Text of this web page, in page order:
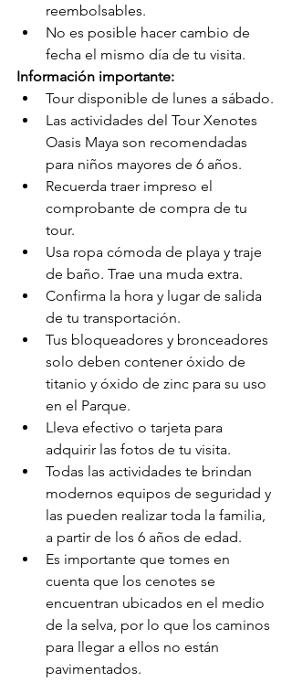
reembolsables.
No es posible hacer cambio de
fecha el mismo día de tu visita.
Información importante:
Tour disponible de lunes a sábado.
Las actividades del Tour Xenotes
Oasis Maya son recomendadas
para niños mayores de 6 años.
Recuerda traer impreso el
comprobante de compra de tu
tour.
Usa ropa cómoda de playa y traje
de baño. Trae una muda extra.
Confirma la hora y lugar de salida
de tu transportación.
Tus bloqueadores y bronceadores
solo deben contener óxido de
titanio y óxido de zinc para su uso
en el Parque.
Lleva efectivo o tarjeta para
adquirir las fotos de tu visita.
Todas las actividades te brindan
modernos equipos de seguridad y
las pueden realizar toda la familia,
a partir de los 6 años de edad.
Es importante que tomes en
cuenta que los cenotes se
encuentran ubicados en el medio
de la selva, por lo que los caminos
para llegar a ellos no están
pavimentados.